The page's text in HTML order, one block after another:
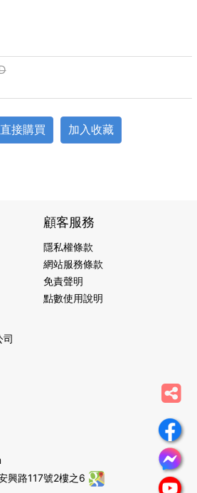
直接購買 加入收藏
顧客服務
隱私權條款
網站服務條款
免責聲明
點數使用說明
司
興路117號2樓之6